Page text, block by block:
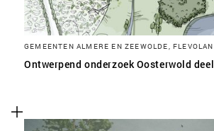
GEMEENTEN ALMERE EN ZEEWOLDE,
Ontwerpend onderzoek Oosterwold